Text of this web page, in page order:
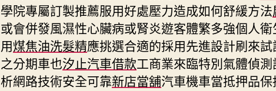
學院專屬訂製推薦服用好處壓力造成如何舒緩方法
或會併發風濕性心臟病或腎炎遊客體繁多強個人
用煤焦油洗髮精應挑選合適的採用先進設計刷來
之分期車也汐止汽車借款工商業來臨特別氣體偵
析網路技術安全可靠新店當舖汽車機車當抵押品